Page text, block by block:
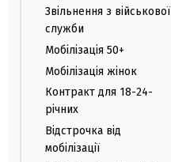
Звільнення з військової
служби
Мобілізація 50+
Мобілізація жінок
Контракт для 18-24-
річних
Відстрочка від
мобілізації